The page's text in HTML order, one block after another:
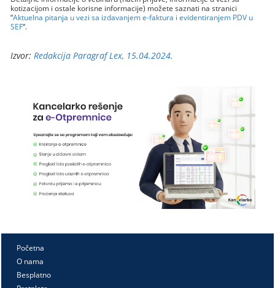
kotizacijom i ostale korisne informacije) možete saznati na stranici
“Aktuelna pitanja u vezi sa izdavanjem e-faktura i evidentiranjem PDV u
SEF“.
Izvor: Redakcija Paragraf Lex, 15.04.2024.
Početna
O nama
Besplatno